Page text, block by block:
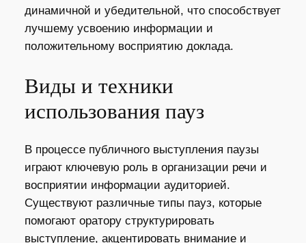
динамичной и убедительной, что способствует
лучшему усвоению информации и
положительному восприятию доклада.
Виды и техники
использования пауз
В процессе публичного выступления паузы
играют ключевую роль в организации речи и
восприятии информации аудиторией.
Существуют различные типы пауз, которые
помогают оратору структурировать
выступление, акцентировать внимание и